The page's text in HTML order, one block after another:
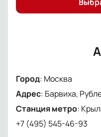
Город: Москва
Адрес: Барвиха,
Станция метро:
+7 (495) 545-46-93